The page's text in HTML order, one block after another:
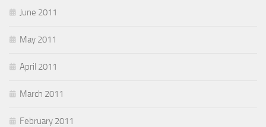
June 2011
May 2011
April 2011
March 2011
February 2011